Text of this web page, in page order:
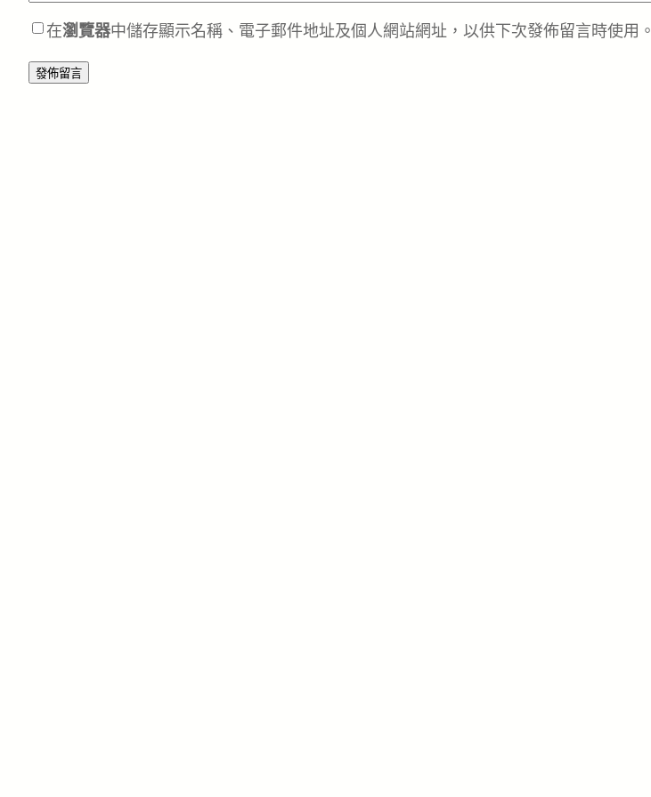
在瀏覽器中儲存顯示名稱、電子郵件地址及個人網站網址，以供下次發佈留言時使用。